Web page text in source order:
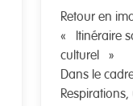
Retour en
« Itinéraire
culturel »
Dans le